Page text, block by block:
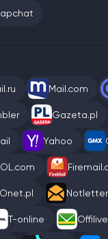
Mail.com
Gazeta.pl
Yahoo
Onet.pl
T-online Offilive